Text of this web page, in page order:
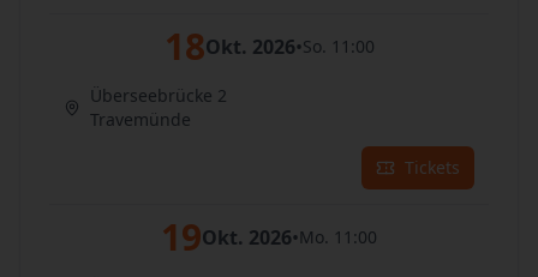
18Okt. 2026•So. 11:00
Überseebrücke 2
Travemünde
Tickets
19Okt. 2026•Mo. 11:00